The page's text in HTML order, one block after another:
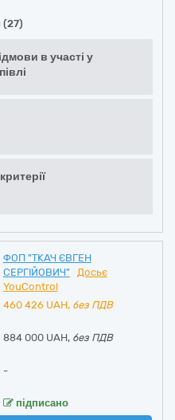
(27)
в участі у
ФОП "ТКАЧ ЄВГЕН
СЕРГІЙОВИЧ"
Досьє
YouControl
460 426 UAH, без ПДВ
884 000 UAH, без ПДВ
-
підписано